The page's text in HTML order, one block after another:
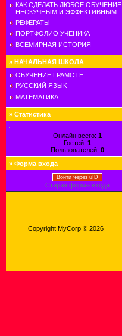
КАК СДЕЛАТЬ ЛЮБОЕ ОБУЧЕНИЕ
НЕСКУЧНЫМ И ЭФФЕКТИВНЫМ
РЕФЕРАТЫ
ПОРТФОЛИО УЧЕНИКА
ВСЕМИРНАЯ ИСТОРИЯ
» НАЧАЛЬНАЯ ШКОЛА
ОБУЧЕНИЕ ГРАМОТЕ
РУССКИЙ ЯЗЫК
МАТЕМАТИКА
» Статистика
Онлайн всего: 1
Гостей: 1
Пользователей: 0
» Форма входа
Войти через uID
Старая форма входа
Copyright MyCorp © 2026